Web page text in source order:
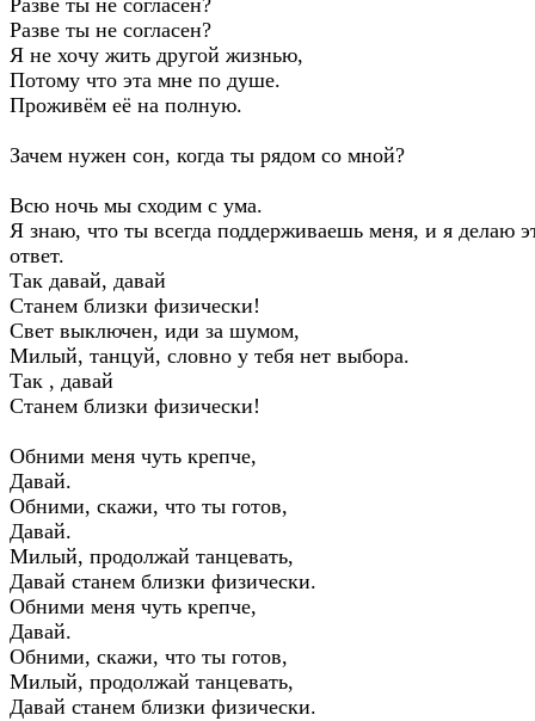
Разве ты не согласен?
Разве ты не согласен?
Я не хочу жить другой жизнью,
Потому что эта мне по душе.
Проживём её на полную.
Зачем нужен сон, когда ты рядом со мной?
Всю ночь мы сходим с ума.
Я знаю, что ты всегда поддерживаешь меня, и я делаю
ответ.
Так давай, давай
Станем близки физически!
Свет выключен, иди за шумом,
Милый, танцуй, словно у тебя нет выбора.
Так , давай
Станем близки физически!
Обними меня чуть крепче,
Давай.
Обними, скажи, что ты готов,
Давай.
Милый, продолжай танцевать,
Давай станем близки физически.
Обними меня чуть крепче,
Давай.
Обними, скажи, что ты готов,
Милый, продолжай танцевать,
Давай станем близки физически.